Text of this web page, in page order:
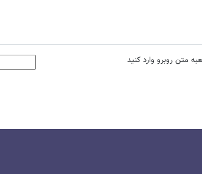
متن روبرو وارد کنید